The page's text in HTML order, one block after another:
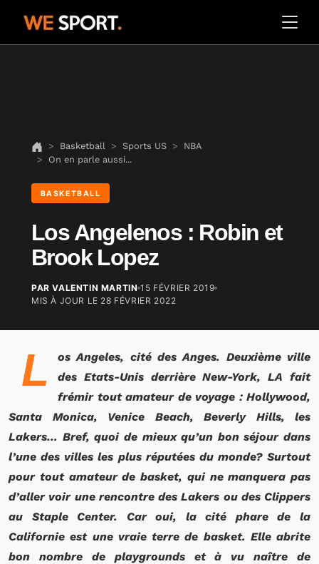
Basketball Sports US
NBA
On en parle aussi...
BASKETBALL
Los Angelenos : Robin et
Brook Lopez
PAR VALENTIN MARTIN 15 FÉVRIER 2019
MIS À JOUR LE 28 FÉVRIER 2022
L
os Angeles, cité des Anges. Deuxième ville
des Etats-Unis derrière New-York, LA fait
frémir tout amateur de voyage : Hollywood,
Santa Monica, Venice Beach, Beverly Hills, les
Lakers… Bref, quoi de mieux qu’un bon séjour dans
l’une des villes les plus réputées du monde? Surtout
pour tout amateur de basket, qui ne manquera pas
d’aller voir une rencontre des Lakers ou des Clippers
au Staple Center. Car oui, la cité phare de la
Californie est une vraie terre de basket. Elle abrite
bon nombre de playgrounds et à vu naître de